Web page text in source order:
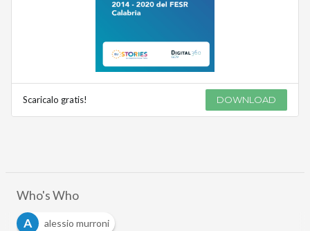
Scaricalo gratis! DOWNLOAD
Who's Who
A
alessio murroni